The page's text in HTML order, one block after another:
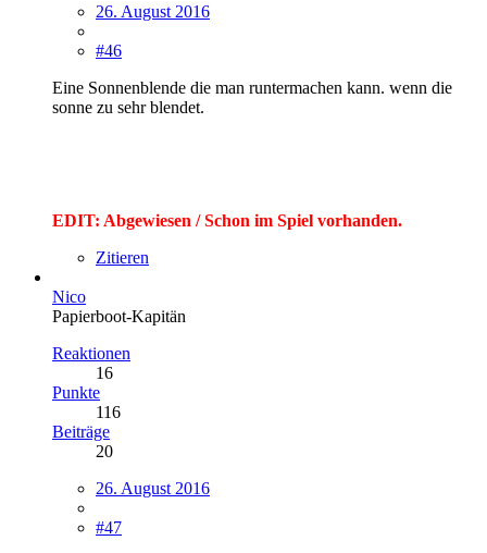
26. August 2016
#46
Eine Sonnenblende die man runtermachen kann. wenn die
sonne zu sehr blendet.
EDIT: Abgewiesen / Schon im Spiel vorhanden.
Zitieren
Nico
Papierboot-Kapitän
Reaktionen
16
Punkte
116
Beiträge
20
26. August 2016
#47